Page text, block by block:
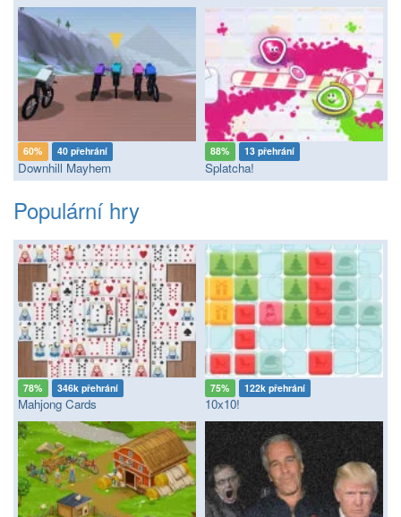
60% 40 přehrání
Downhill Mayhem
88% 13 přehrání
Splatcha!
Populární hry
78% 346k přehrání
Mahjong Cards
75% 122k přehrání
10x10!